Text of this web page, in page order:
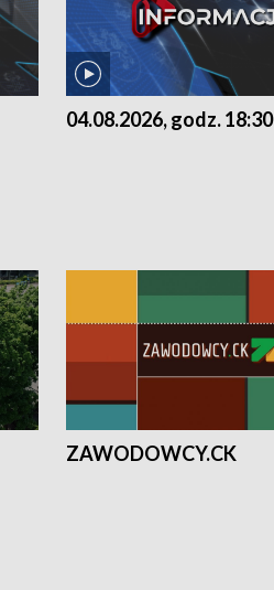
04.08.2026, godz. 18:30
ZAWODOWCY.CK